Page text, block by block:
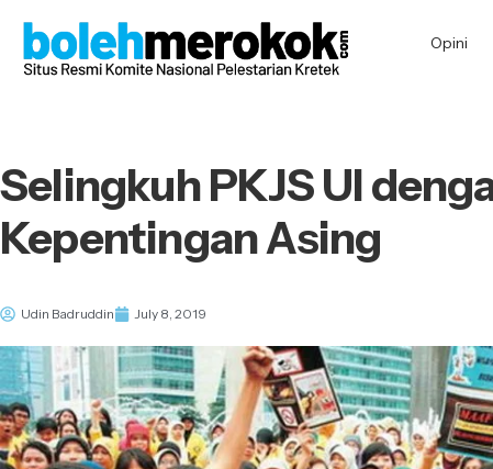
Opini
Selingkuh PKJS UI
Kepentingan Asing
Udin Badruddin July 8, 2019